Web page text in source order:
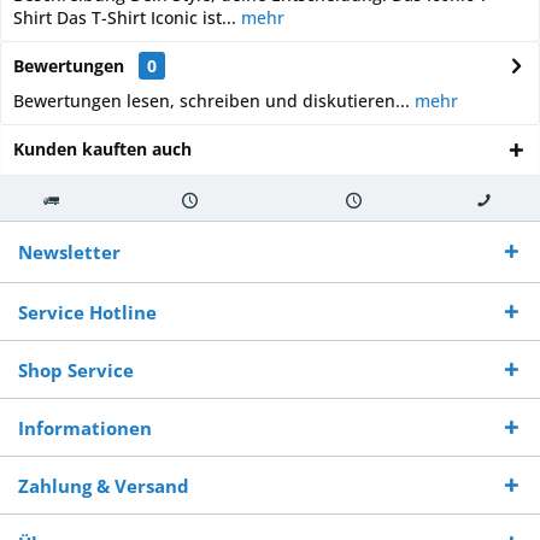
Shirt Das T-Shirt Iconic ist... mehr
Bewertungen
0
Bewertungen lesen, schreiben und diskutieren... mehr
Kunden kauften auch
Kostenloser
Versand ab €
250,-
Versand innerhalb von Versand von So erreichen
Sie uns 0160
970 511 90
Newsletter
Service Hotline
Shop Service
Informationen
Zahlung & Versand